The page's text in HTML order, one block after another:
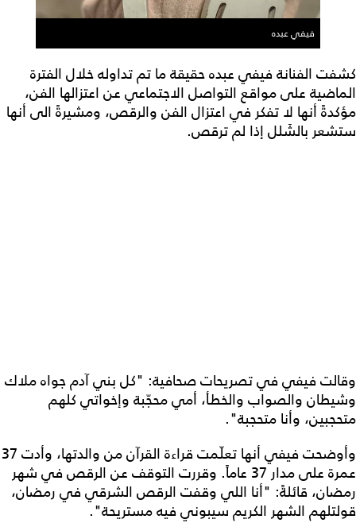
فيفي عبده
كشفت الفنانة فيفي عبده حقيقة ما تم تداوله خلال الفترة
الماضية على مواقع التواصل الاجتماعي عن اعتزالها الفن،
مؤكدةً أنها لا تفكر في اعتزال الفن والرقص، ومشيرةً الى أنها
ستشعر بالشَلل إذا لم ترقص.
وقالت فيفي في تصريحات صحافية: "كل بني آدم جواه ملاك
وشيطان والصواب والخطأ، أمي محجّبة وإخواتي كلهم
متحجبين، وأنا متحجبة".
وأوضحت فيفي أنها تعلّمت قراءة القرآن من والدتها، وأدت 37
عمرة على مدار 37 عاماً. وقررت التوقف عن الرقص في شهر
رمضان، قائلةً: "أنا اللي وقفت الرقص الشرقي في رمضان،
قولتلهم الشهر الكريم سيبوني فيه مستريحة".